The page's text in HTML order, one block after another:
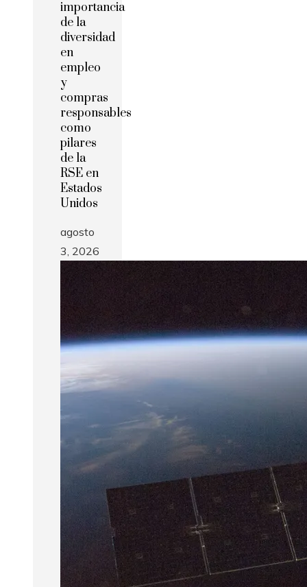
importancia
de la
diversidad
en
empleo
y
compras
responsables
como
pilares
de la
RSE en
Estados
Unidos
agosto
3, 2026